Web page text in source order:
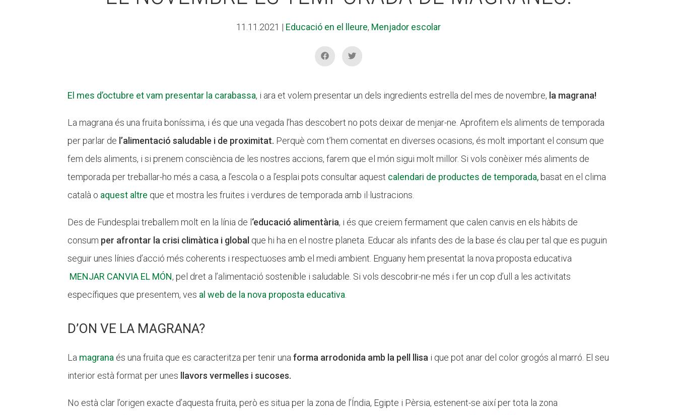
11.11.2021 | Educació en el lleure, Menjador escolar
El mes d’octubre et vam presentar la carabassa, i ara et volem presentar un dels ingredients estrella del mes de novembre, la magrana!
La magrana és una fruita boníssima, i és que una vegada l’has descobert no pots deixar de menjar-ne. Aprofitem els aliments de temporada
per parlar de l’alimentació saludable i de proximitat. Perquè com t’hem comentat en diverses ocasions, és molt important el consum que
fem dels aliments, i si prenem consciència de les nostres accions, farem que el món sigui molt millor. Si vols conèixer més aliments de
temporada per treballar-ho més a casa, a l’escola o a l’esplai pots consultar aquest calendari de productes de temporada, basat en el clima
català o aquest altre que et mostra les fruites i verdures de temporada amb il·lustracions.
Des de Fundesplai treballem molt en la línia de l ‘educació alimentària, i és que creiem fermament que calen canvis en els hàbits de
consum per afrontar la crisi climàtica i global que hi ha en el nostre planeta. Educar als infants des de la base és clau per tal que es puguin
seguir unes línies d’acció més coherents i respectuoses amb el medi ambient. Enguany hem presentat la nova proposta educativa
MENJAR CANVIA EL MÓN, pel dret a l’alimentació sostenible i saludable. Si vols descobrir-ne més i fer un cop d’ull a les activitats
específiques que presentem, ves al web de la nova proposta educativa
D’ON VE LA MAGRANA?
La magrana és una fruita que es caracteritza per tenir unaforma arrodonida amb la pell llisa i que pot anar del color grogós al marró. El seu
interior està format per unes
llavors vermelles i sucoses.
No està clar l’origen exacte d’aquesta fruita, però es situa per la zona de l’Índia, Egipte i Pèrsia, estenent-se així per tota la zona